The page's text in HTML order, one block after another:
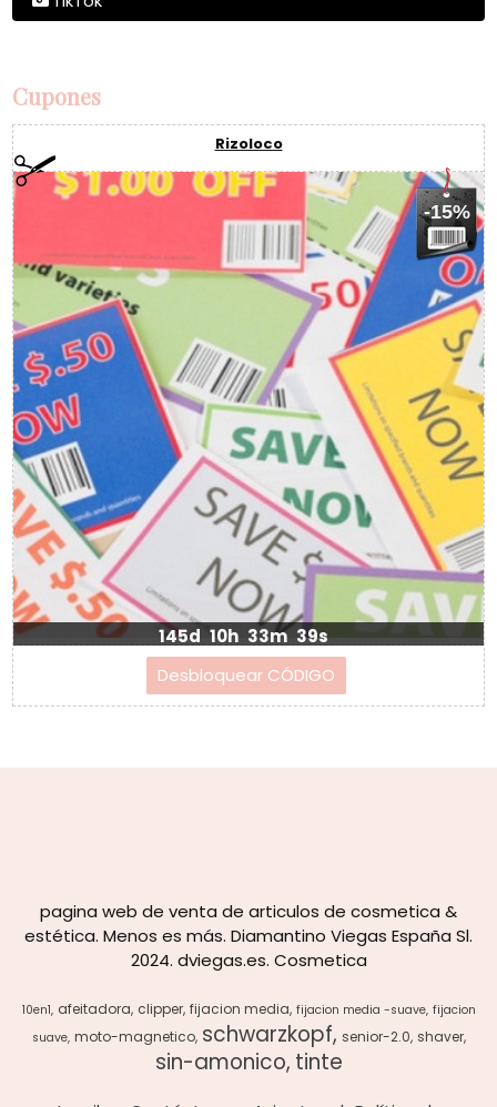
Cupones
Rizoloco
-15%
145d 10h 33m 38s
pagina web de venta de articulos de cosmetica &
estética. Menos es más. Diamantino Viegas España Sl.
2024. dviegas.es. Cosmetica
10en1 afeitadora clipper fijacion media fijacion media -suave fijacion
suave moto-magnetico schwarzkopf senior-2.0 shaver
sin-amonico tinte